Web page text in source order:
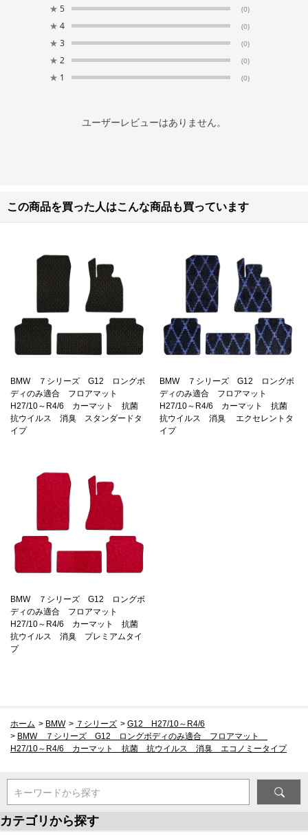
★ 5 (0)
★ 4 (0)
★ 3 (0)
★ 2 (0)
★ 1 (0)
ユーザーレビューはありません。
この商品を買った人はこんな商品も買っています
BMW ７シリーズ G12 ロングボ
ディのみ適合 フロアマット
H27/10～R4/6 カーマット 抗菌
抗ウイルス 消臭 スタンダードタ
イプ
BMW ７シリーズ G12 ロングボ
ディのみ適合 フロアマット
H27/10～R4/6 カーマット 抗菌
抗ウイルス 消臭 エクセレントタ
イプ
BMW ７シリーズ G12 ロングボ
ディのみ適合 フロアマット
H27/10～R4/6 カーマット 抗菌
抗ウイルス 消臭 プレミアムタイ
プ
ホーム > BMW > ７シリーズ > G12 H27/10～R4/6
> BMW ７シリーズ G12 ロングボディのみ適合 フロアマット
H27/10～R4/6 カーマット 抗菌 抗ウイルス 消臭 エコノミータイプ
キーワードから探す
カテゴリから探す